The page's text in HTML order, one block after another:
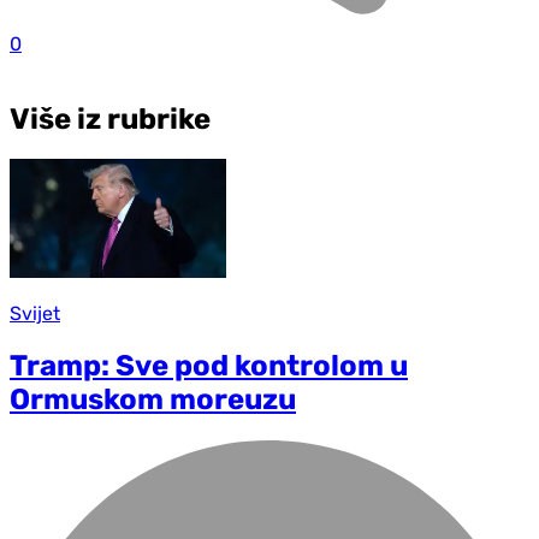
0
Više iz rubrike
Svijet
Tramp: Sve pod kontrolom u
Ormuskom moreuzu